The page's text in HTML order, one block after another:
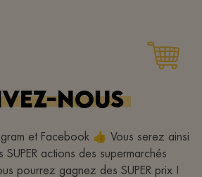
NOUS
et Facebook 👍 Vous serez ainsi
SUPER actions des supermarchés
pourrez gagnez des SUPER prix !